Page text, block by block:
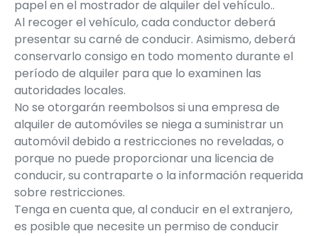
papel en el mostrador de alquiler del vehículo..
Al recoger el vehículo, cada conductor deberá
presentar su carné de conducir. Asimismo, deberá
conservarlo consigo en todo momento durante el
período de alquiler para que lo examinen las
autoridades locales.
No se otorgarán reembolsos si una empresa de
alquiler de automóviles se niega a suministrar un
automóvil debido a restricciones no reveladas, o
porque no puede proporcionar una licencia de
conducir, su contraparte o la información requerida
sobre restricciones.
Tenga en cuenta que, al conducir en el extranjero,
es posible que necesite un permiso de conducir